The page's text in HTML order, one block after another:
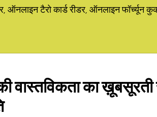
टैरो कार्ड रीडर, ऑनलाइन फॉर्च्यून
वास्तविकता का